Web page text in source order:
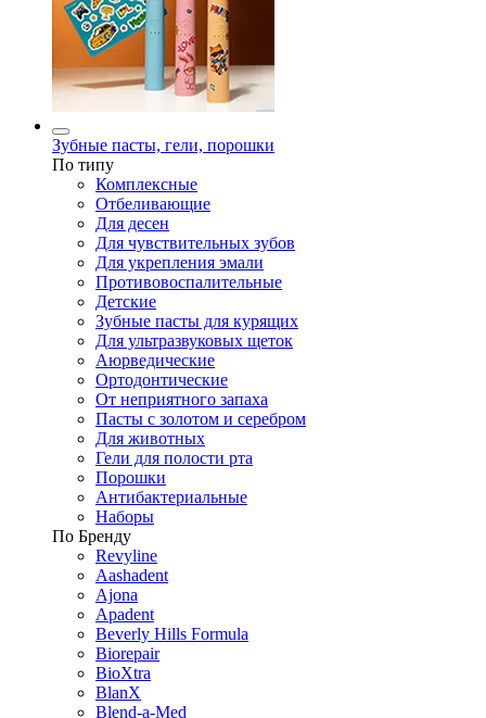
Зубные пасты, гели, порошки
По типу
Комплексные
Отбеливающие
Для десен
Для чувствительных зубов
Для укрепления эмали
Противовоспалительные
Детские
Зубные пасты для курящих
Для ультразвуковых щеток
Аюрведические
Ортодонтические
От неприятного запаха
Пасты с золотом и серебром
Для животных
Гели для полости рта
Порошки
Антибактериальные
Наборы
По Бренду
Revyline
Aashadent
Ajona
Apadent
Beverly Hills Formula
Biorepair
BioXtra
BlanX
Blend-a-Med